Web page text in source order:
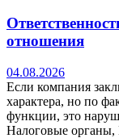
отношения
04.08.2026
Если компания
характера, но по
функции, это
Налоговые органы,